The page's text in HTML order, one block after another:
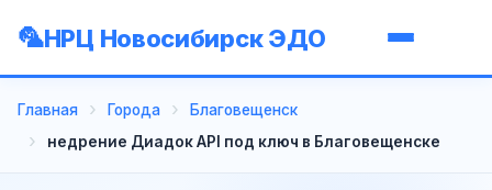
НРЦ Новосибирск ЭДО
Главная Города
Благовещенск
недрение Диадок API под ключ в Благовещенске